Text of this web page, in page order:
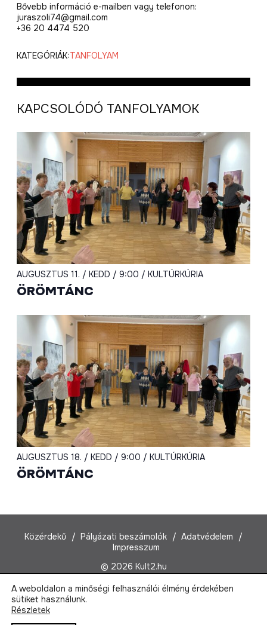
Bővebb információ e-mailben vagy telefonon:
juraszoli74@gmail.com
+36 20 4474 520
KATEGÓRIÁK:TANFOLYAM
KAPCSOLÓDÓ TANFOLYAMOK
AUGUSZTUS 11. / KEDD / 9:00 / KULTÚRKÚRIA
ÖRÖMTÁNC
AUGUSZTUS 18. / KEDD / 9:00 / KULTÚRKÚRIA
ÖRÖMTÁNC
Közérdekű Pályázati beszámolók
Adatvédelem
Impresszum
© 2026 Kult2.hu
Kult2 Nonprofit Kft.
1022 Budapest, Marczibányi tér 5/A
A weboldalon a minőségi felhasználói élmény érdekében
sütiket használunk.
Részletek